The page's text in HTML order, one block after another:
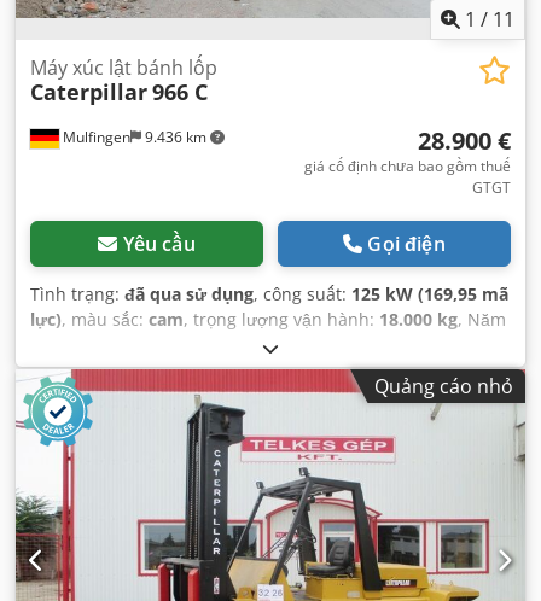
1 / 11
Mulfingen 9.436 km
Máy xúc lật bánh lốp
Caterpillar966 C
28.900 €
giá cố định chưa bao gồm thuế
GTGT
Yêu cầu Gọi điện
Tình trạng: đã qua sử dụng, công suất: 125 kW (169,95 mã
lực), màu sắc: cam, trọng lượng vận hành: 18.000 kg, Năm
cabin,
Quảng cáo nhỏ